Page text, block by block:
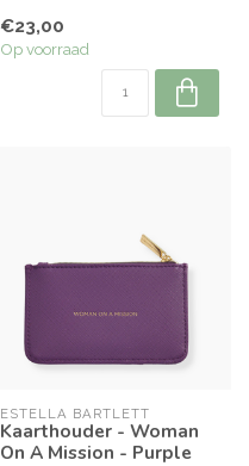
€23,00
Op voorraad
ESTELLA BARTLETT
Kaarthouder - Woman
On A Mission - Purple